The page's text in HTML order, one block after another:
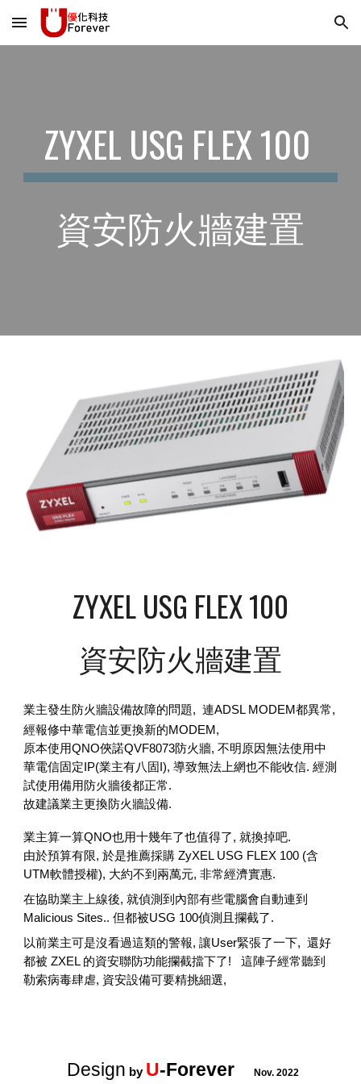
Skip to main content Skip to navigation
ZYXEL USG FLEX 100
資安防火牆建置
ZYXEL USG FLEX 100
資安防火牆建置
業主發生防火牆設備故障的問題, 連ADSL MODEM都異常,
經報修中華電信並更換新的MODEM,
原本使用QNO俠諾QVF8073防火牆, 不明原因無法使用中
華電信固定IP(業主有八固I), 導致無法上網也不能收信. 經測
試使用備用防火牆後都正常.
故建議業主更換防火牆設備.
業主算一算QNO也用十幾年了也值得了, 就換掉吧.
由於預算有限, 於是推薦採購 ZyXEL USG FLEX 100 (含
UTM軟體授權), 大約不到兩萬元, 非常經濟實惠.
在協助業主 上線後, 就偵測到內部有些電腦會自動連到
Malicious Sites.. 但都被USG 100偵測且攔截了.
以前業主可是沒看過這類的警報, 讓User緊張了一下, 還好
都被 ZXEL 的資安聯防功能攔截擋下了! 這陣子經常聽到
勒索病毒肆虐, 資安設備可要精挑細選,
Design by U-Forever Nov. 2022